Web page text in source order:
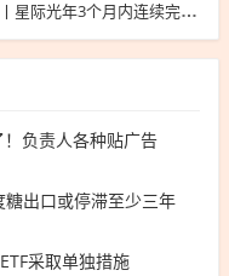
融资丨星际光年3个月内连续完成2轮融资，累计融资亿元
负责人各种贴广告
出口或停滞至少三年
采取单独措施